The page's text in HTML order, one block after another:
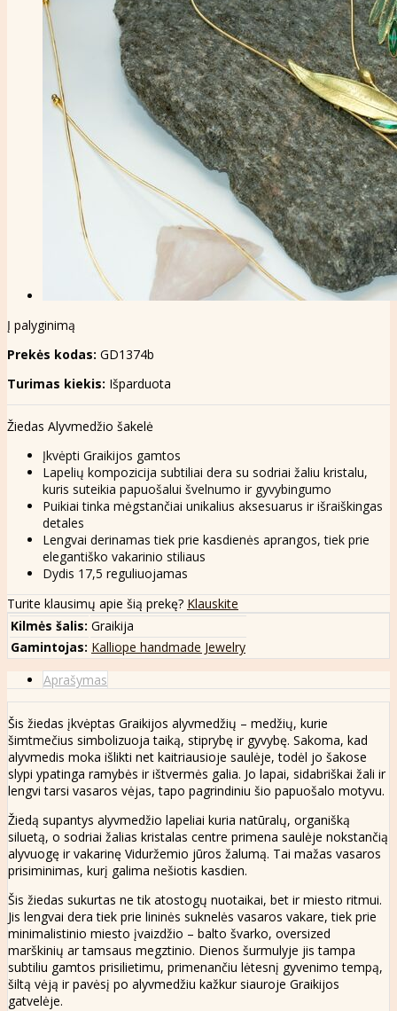
Į palyginimą
Prekės kodas: GD1374b
Turimas kiekis: Išparduota
Žiedas Alyvmedžio šakelė
Įkvėpti Graikijos gamtos
Lapelių kompozicija subtiliai dera su sodriai žaliu kristalu,
kuris suteikia papuošalui švelnumo ir gyvybingumo
Puikiai tinka mėgstančiai unikalius aksesuarus ir išraiškingas
detales
Lengvai derinamas tiek prie kasdienės aprangos, tiek prie
elegantiško vakarinio stiliaus
Dydis 17,5 reguliuojamas
Turite klausimų apie šią prekę? Klauskite
Kilmės šalis: Graikija
Gamintojas: Kalliope handmade Jewelry
Aprašymas
Šis žiedas įkvėptas Graikijos alyvmedžių – medžių, kurie
šimtmečius simbolizuoja taiką, stiprybę ir gyvybę. Sakoma, kad
alyvmedis moka išlikti net kaitriausioje saulėje, todėl jo šakose
slypi ypatinga ramybės ir ištvermės galia. Jo lapai, sidabriškai žali ir
lengvi tarsi vasaros vėjas, tapo pagrindiniu šio papuošalo motyvu.
Žiedą supantys alyvmedžio lapeliai kuria natūralų, organišką
siluetą, o sodriai žalias kristalas centre primena saulėje nokstančią
alyvuogę ir vakarinę Viduržemio jūros žalumą. Tai mažas vasaros
prisiminimas, kurį galima nešiotis kasdien.
Šis žiedas sukurtas ne tik atostogų nuotaikai, bet ir miesto ritmui.
Jis lengvai dera tiek prie lininės suknelės vasaros vakare, tiek prie
minimalistinio miesto įvaizdžio – balto švarko, oversized
marškinių ar tamsaus megztinio. Dienos šurmulyje jis tampa
subtiliu gamtos prisilietimu, primenančiu lėtesnį gyvenimo tempą,
šiltą vėją ir pavėsį po alyvmedžiu kažkur siauroje Graikijos
gatvelėje.